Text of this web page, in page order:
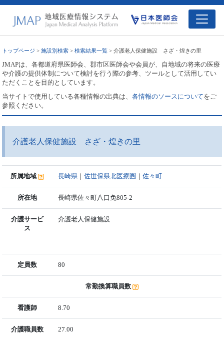
トップページ >施設別検索 >検索結果一覧 > 介護老人保健施設 さざ・煌きの里
JMAPは、各都道府県医師会、郡市区医師会や会員が、自地域の将来の医療
や介護の提供体制について検討を行う際の参考、ツールとして活用してい
ただくことを目的としています。
当サイトで使用している各種情報の出典は、各情報のソースについてをご
参照ください。
介護老人保健施設 さざ・煌きの里
所属地域 長崎県 ｜佐世保県北医療圏 ｜佐々町
所在地 長崎県佐々町八口免805-2
介護サービ
ス
介護老人保健施設
定員数 80
常勤換算職員数
看護師 8.70
介護職員数 27.00